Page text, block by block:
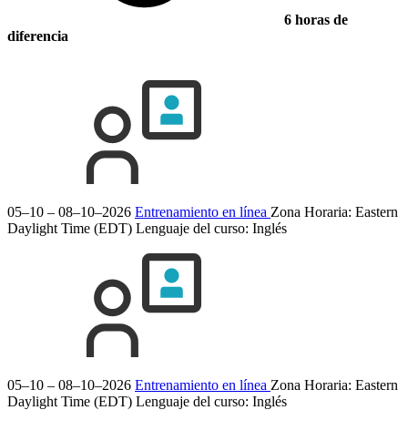
6 horas de
diferencia
05–10 – 08–10–2026 Entrenamiento en línea Zona Horaria: Eastern
Daylight Time (EDT) Lenguaje del curso: Inglés
05–10 – 08–10–2026 Entrenamiento en línea Zona Horaria: Eastern
Daylight Time (EDT) Lenguaje del curso: Inglés